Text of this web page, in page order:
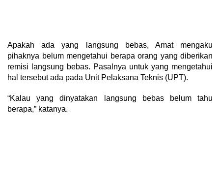
Apakah ada yang langsung bebas, Amat mengaku
pihaknya belum mengetahui berapa orang yang diberikan
remisi langsung bebas. Pasalnya untuk yang mengetahui
hal tersebut ada pada Unit Pelaksana Teknis (UPT).
“Kalau yang dinyatakan langsung bebas belum tahu
berapa,” katanya.